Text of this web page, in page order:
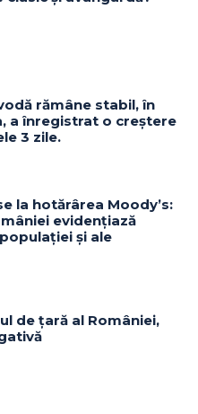
rămâne stabil, în
a înregistrat o creștere
3 zile.
la hotărârea Moody’s:
evidențiază
și ale
de țară al României,